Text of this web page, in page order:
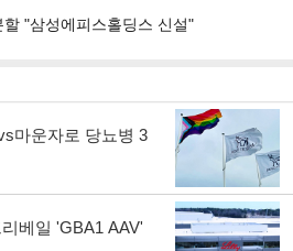
"삼성에피스홀딩스 신설"
마운자로 당뇨병 3
리베일 'GBA1 AAV'